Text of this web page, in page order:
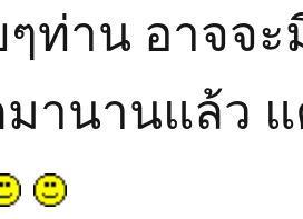
ท่าน อาจจ
านานแล้ว